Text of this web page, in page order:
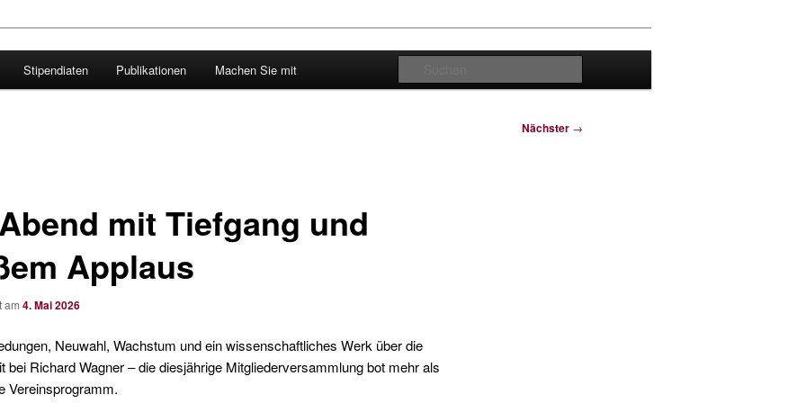
Verband Frankfurt
Stipendiaten Publikationen Machen Sie mit
Nächster →
mit Tiefgang und
Applaus
am 4. Mai 2026
Neuwahl, Wachstum und ein wissenschaftliches Werk über die
bei Richard Wagner – die diesjährige Mitgliederversammlung bot mehr als
Vereinsprogramm.